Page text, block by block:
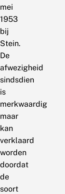
mei
1953
bij
Stein.
De
afwezigheid
sindsdien
is
merkwaardig
maar
kan
verklaard
worden
doordat
de
soort